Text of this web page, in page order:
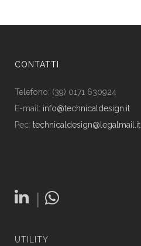
CONTATTI
Telefono: (39) 0171 630924
E-mail: info@technicaldesign.it
Pec: technicaldesign@legalmail.it
|
UTILITY